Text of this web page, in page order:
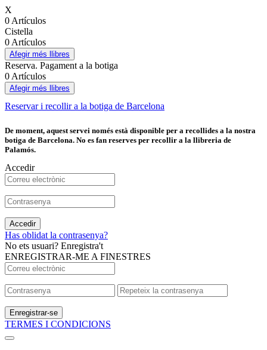
X
0 Artículos
Cistella
0 Artículos
Afegir més llibres
Reserva. Pagament a la botiga
0 Artículos
Afegir més llibres
Reservar i recollir a la botiga de Barcelona
De moment, aquest servei només està disponible per a recollides a la nostra
botiga de Barcelona. No es fan reserves per recollir a la llibreria de
Palamós.
Accedir
Accedir
Has oblidat la contrasenya?
No ets usuari? Enregistra't
ENREGISTRAR-ME A FINESTRES
Enregistrar-se
TERMES I CONDICIONS